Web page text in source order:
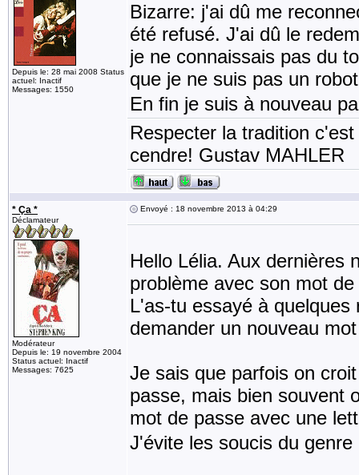
Depuis le: 28 mai 2008 Status
actuel: Inactif
Messages: 1550
Bizarre: j'ai dû me
été refusé. J'ai dû le
je ne connaissais pas du
que je ne suis pas un
En fin je suis à nouveau
Respecter la tradition
cendre! Gustav MAHLER
* Ça *
Déclamateur
Modérateur
Depuis le: 19 novembre 2004
Status actuel: Inactif
Messages: 7625
Envoyé : 18 novembre 2013 à 04:29
Hello Lélia. Aux dernières
problème avec son mot
L'as-tu essayé à
demander un nouveau
Je sais que parfois on
passe, mais bien souvent
mot de passe avec une
J'évite les soucis du